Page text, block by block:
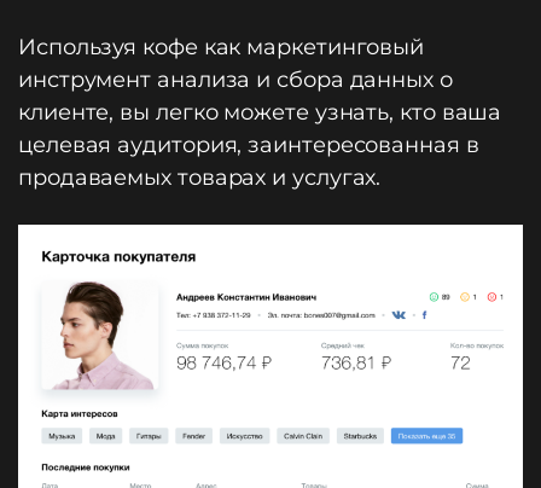
Используя кофе как маркетинговый
инструмент анализа и сбора данных о
клиенте, вы легко можете узнать, кто ваша
целевая аудитория, заинтересованная в
продаваемых товарах и услугах.